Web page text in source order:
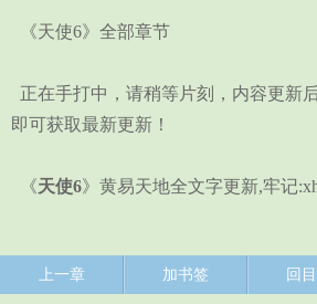
《天使6》全部章节
正在手打中，请稍等片刻，内容更新
即可获取最新更新！
《天使6》黄易天地全文字更新,牢记
上一章 加书签 回